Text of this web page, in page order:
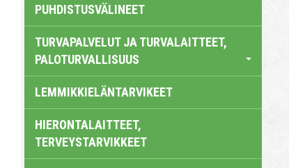
PUHDISTUSVÄLINEET
TURVAPALVELUT JA TURVALAITTEET,
PALOTURVALLISUUS
LEMMIKKIELÄNTARVIKEET
HIERONTALAITTEET,
TERVEYSTARVIKKEET